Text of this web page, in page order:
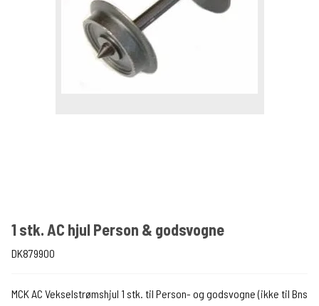
1 stk. AC hjul Person & godsvogne
DK879900
MCK AC Vekselstrømshjul 1 stk. til Person- og godsvogne (ikke til Bns